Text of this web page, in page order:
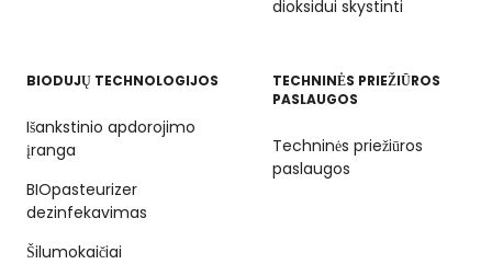
dioksidui skystinti
BIODUJŲ TECHNOLOGIJOS
Išankstinio apdorojimo
įranga
BIOpasteurizer
dezinfekavimas
Šilumokaičiai
TECHNINĖS PRIEŽIŪROS
PASLAUGOS
Techninės priežiūros
paslaugos